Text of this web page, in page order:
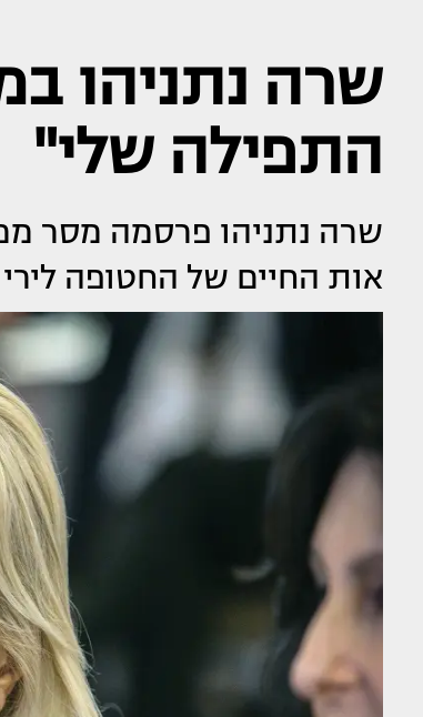
שרה נתניהו
התפילה שלי"
שרה נתניהו פרסמה מסר
אות החיים של החטופה